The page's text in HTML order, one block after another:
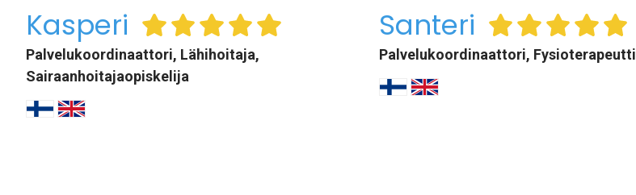
Kasperi
Palvelukoordinaattori, Lähihoitaja,
Sairaanhoitajaopiskelija
Santeri
Palvelukoordinaattori, Fysioterapeutti